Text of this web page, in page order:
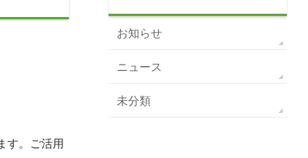
す。ご活用
お知らせ
ニュース
未分類